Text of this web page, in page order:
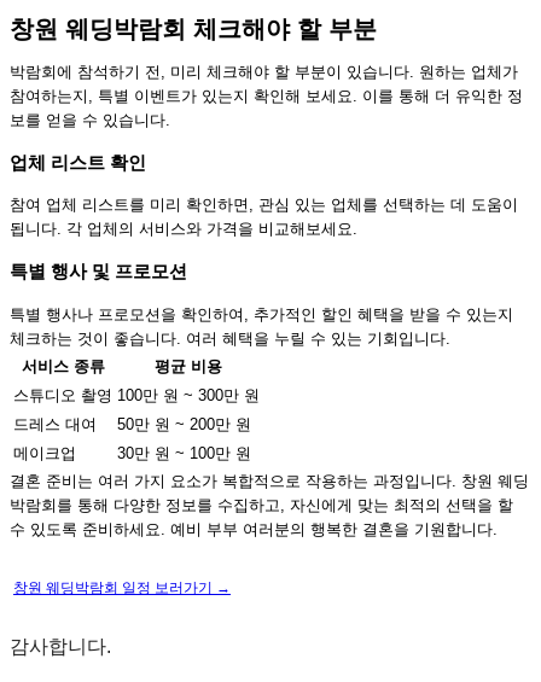
창원 웨딩박람회 체크해야 할 부분
박람회에 참석하기 전, 미리 체크해야 할 부분이 있습니다. 원하는 업체가
참여하는지, 특별 이벤트가 있는지 확인해 보세요. 이를 통해 더 유익한 정
보를 얻을 수 있습니다.
업체 리스트 확인
참여 업체 리스트를 미리 확인하면, 관심 있는 업체를 선택하는 데 도움이
됩니다. 각 업체의 서비스와 가격을 비교해보세요.
특별 행사 및 프로모션
특별 행사나 프로모션을 확인하여, 추가적인 할인 혜택을 받을 수 있는지
체크하는 것이 좋습니다. 여러 혜택을 누릴 수 있는 기회입니다.
서비스 종류
평균 비용
스튜디오 촬영 100만 원 ~ 300만 원
드레스 대여
50만 원 ~ 200만 원
메이크업
30만 원 ~ 100만 원
결혼 준비는 여러 가지 요소가 복합적으로 작용하는 과정입니다. 창원 웨딩
박람회를 통해 다양한 정보를 수집하고, 자신에게 맞는 최적의 선택을 할
수 있도록 준비하세요. 예비 부부 여러분의 행복한 결혼을 기원합니다.
창원 웨딩박람회 일정 보러가기 →
감사합니다.